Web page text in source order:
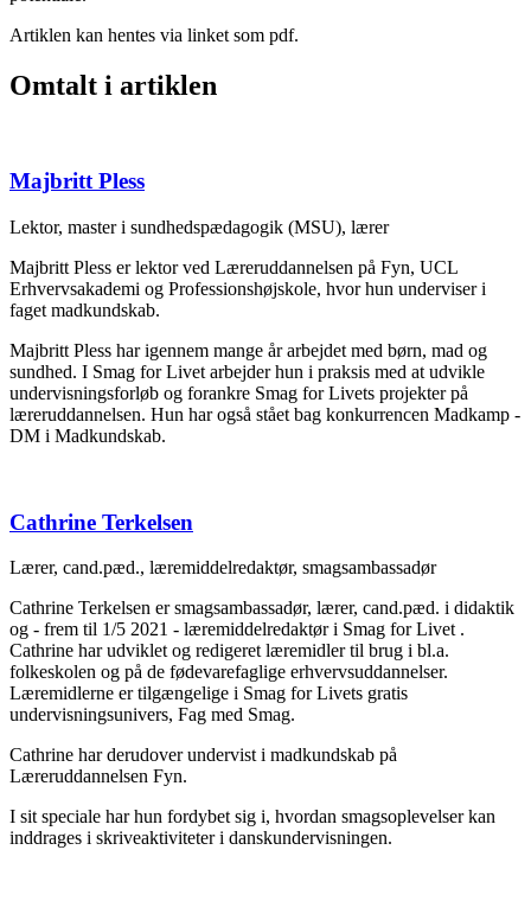
Artiklen kan hentes via linket som pdf.
Omtalt i artiklen
Majbritt Pless
Lektor, master i sundhedspædagogik (MSU), lærer
Majbritt Pless er lektor ved Læreruddannelsen på Fyn, UCL
Erhvervsakademi og Professionshøjskole, hvor hun underviser i
faget madkundskab.
Majbritt Pless har igennem mange år arbejdet med børn, mad og
sundhed. I Smag for Livet arbejder hun i praksis med at udvikle
undervisningsforløb og forankre Smag for Livets projekter på
læreruddannelsen. Hun har også stået bag konkurrencen Madkamp -
DM i Madkundskab.
Cathrine Terkelsen
Lærer, cand.pæd., læremiddelredaktør, smagsambassadør
Cathrine Terkelsen er smagsambassadør, lærer, cand.pæd. i didaktik
og - frem til 1/5 2021 - læremiddelredaktør i Smag for Livet .
Cathrine har udviklet og redigeret læremidler til brug i bl.a.
folkeskolen og på de fødevarefaglige erhvervsuddannelser.
Læremidlerne er tilgængelige i Smag for Livets gratis
undervisningsunivers, Fag med Smag.
Cathrine har derudover undervist i madkundskab på
Læreruddannelsen Fyn.
I sit speciale har hun fordybet sig i, hvordan smagsoplevelser kan
inddrages i skriveaktiviteter i danskundervisningen.